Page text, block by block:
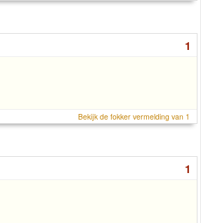
1
Bekijk de fokker vermelding van 1
1